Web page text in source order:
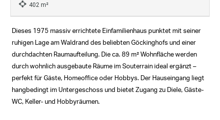
402 m²
Dieses 1975 massiv errichtete Einfamilienhaus punktet mit seiner
ruhigen Lage am Waldrand des beliebten Göckinghofs und einer
durchdachten Raumaufteilung. Die ca. 89 m² Wohnfläche werden
durch wohnlich ausgebaute Räume im Souterrain ideal ergänzt –
perfekt für Gäste, Homeoffice oder Hobbys. Der Hauseingang liegt
hangbedingt im Untergeschoss und bietet Zugang zu Diele, Gäste-
WC, Keller- und Hobbyräumen.